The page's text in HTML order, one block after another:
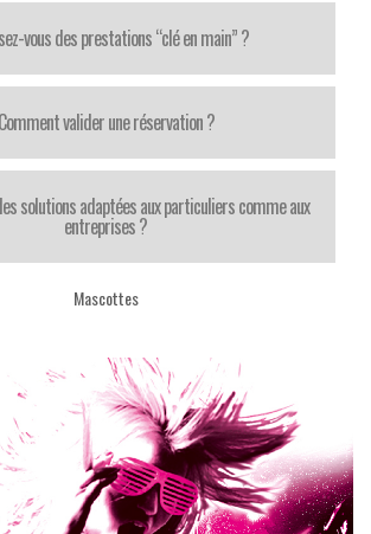
vous des prestations “clé en main” ?
Comment valider une réservation ?
solutions adaptées aux particuliers comme aux
entreprises ?
Mascottes